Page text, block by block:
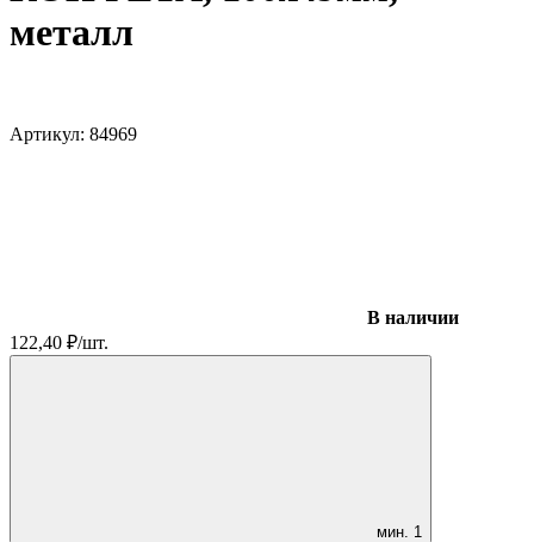
металл
Артикул: 84969
В наличии
122,40 ₽/шт.
мин. 1